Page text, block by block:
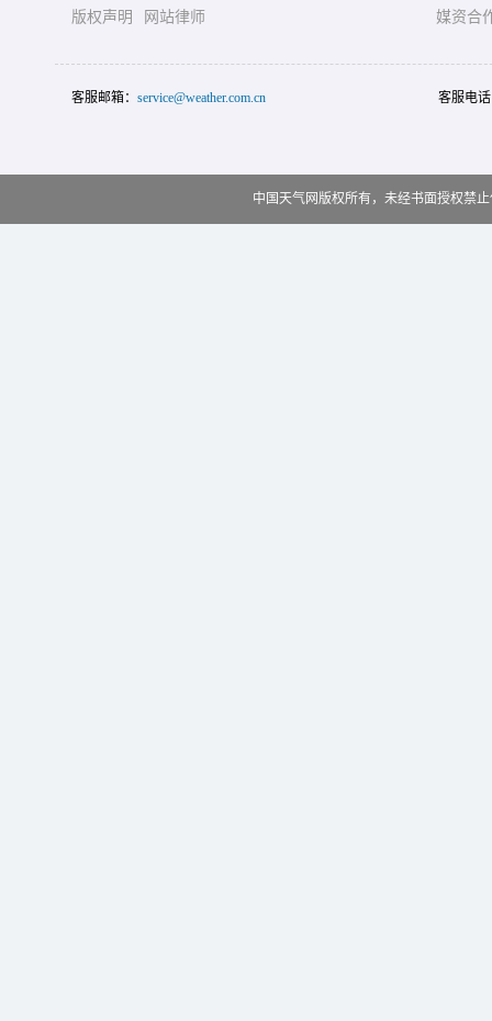
版权声明
网站律师
媒资合
客服邮箱： service@weather.com.cn 客服电
中国天气网版权所有，未经书面授权